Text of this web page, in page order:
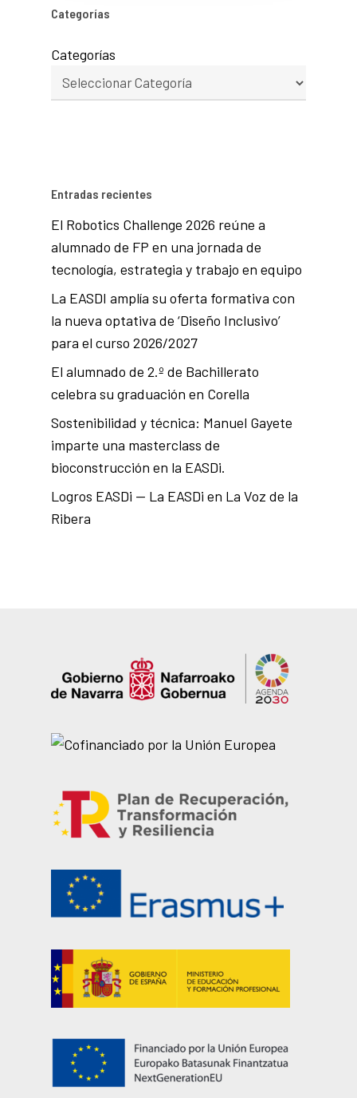
Categorías
Categorías
Entradas recientes
El Robotics Challenge 2026 reúne a
alumnado de FP en una jornada de
tecnología, estrategia y trabajo en equipo
La EASDI amplía su oferta formativa con
la nueva optativa de ‘Diseño Inclusivo’
para el curso 2026/2027
El alumnado de 2.º de Bachillerato
celebra su graduación en Corella
Sostenibilidad y técnica: Manuel Gayete
imparte una masterclass de
bioconstrucción en la EASDi.
Logros EASDi — La EASDi en La Voz de la
Ribera